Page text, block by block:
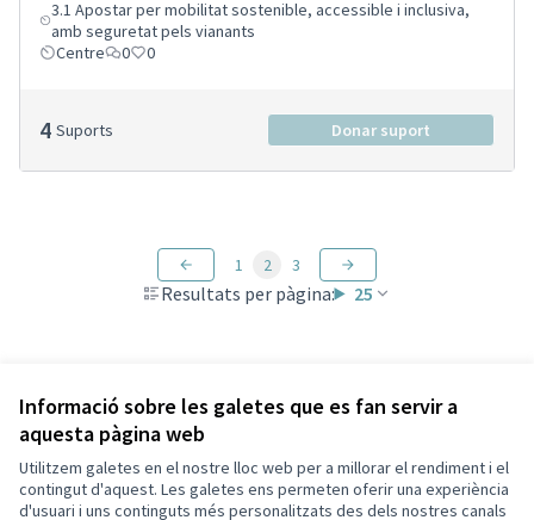
Informació sobre les galetes que es fan servir a
aquesta pàgina web
Utilitzem galetes en el nostre lloc web per a millorar el rendiment i el
contingut d'aquest. Les galetes ens permeten oferir una experiència
d'usuari i uns continguts més personalitzats des dels nostres canals
3.1 Apostar per mobilitat sostenible, accessible i inclusiva,
amb seguretat pels vianants
Centre
0 0
4 Suports Donar suport
Resultats per pàgina: 25
1 2 3
Veure totes les propostes retirades
Termes i condicions d'ús
Configuració de les galetes
Decidim Sant Cugat a X
Decidim Sant Cugat a Facebook
Decidim Sant Cugat a Instagram
Decidim Sant Cugat a GitHub